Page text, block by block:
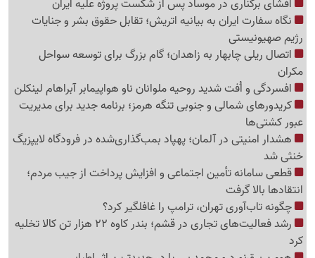
افشای برکناری در موساد پس از شکست پروژه علیه ایران
نگاه سفارت ایران به بیانیه اتریش؛ تقابل حقوق بشر و جنایات
رژیم صهیونیستی
اتصال ریلی چابهار به زاهدان؛ گام بزرگ برای توسعه سواحل
مکران
افسردگی و اُفت شدید روحیه ملوانان ناو هواپیمابر آبراهام لینکلن
کریدورهای شمالی و جنوبی تنگه هرمز؛ برنامه جدید برای مدیریت
عبور کشتی‌ها
هشدار امنیتی در آلمان؛ پهپاد بمب‌گذاری‌شده در فرودگاه لایپزیگ
خنثی شد
قطعی سامانه تأمین اجتماعی و افزایش پرداخت از جیب مردم؛
انتقادها بالا گرفت
چگونه تاب‌آوری تهران، ترامپ را غافلگیر کرد؟
رشد فعالیت‌های تجاری در قشم؛ بندر کاوه 22 هزار تن کالا تخلیه
کرد